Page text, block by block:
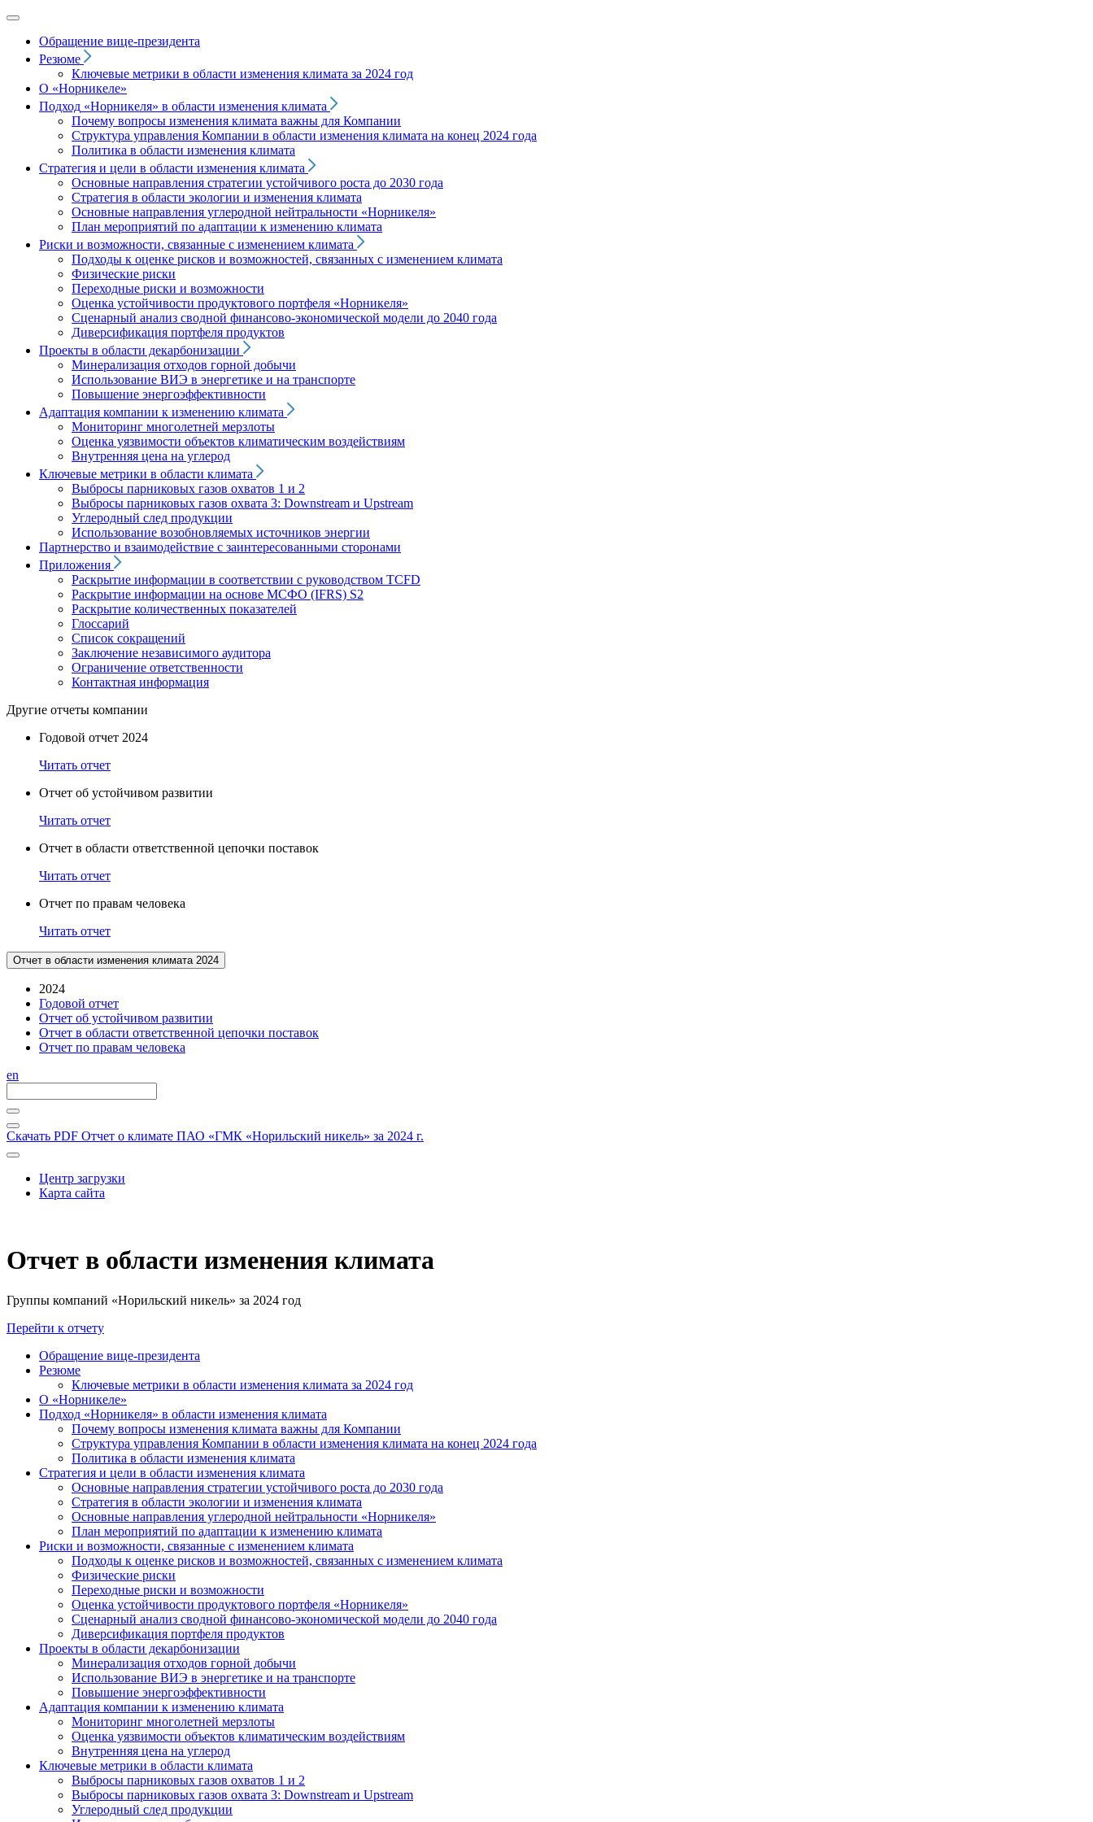
Обращение вице‑президента
Резюме
Ключевые метрики в области изменения климата за 2024 год
О «Норникеле»
Подход «Норникеля» в области изменения климата
Почему вопросы изменения климата важны для Компании
Структура управления Компании в области изменения климата на конец 2024 года
Политика в области изменения климата
Стратегия и цели в области изменения климата
Основные направления стратегии устойчивого роста до 2030 года
Стратегия в области экологии и изменения климата
Основные направления углеродной нейтральности «Норникеля»
План мероприятий по адаптации к изменению климата
Риски и возможности, связанные с изменением климата
Подходы к оценке рисков и возможностей, связанных с изменением климата
Физические риски
Переходные риски и возможности
Оценка устойчивости продуктового портфеля «Норникеля»
Сценарный анализ сводной финансово-экономической модели до 2040 года
Диверсификация портфеля продуктов
Проекты в области декарбонизации
Минерализация отходов горной добычи
Использование ВИЭ в энергетике и на транспорте
Повышение энергоэффективности
Адаптация компании к изменению климата
Мониторинг многолетней мерзлоты
Оценка уязвимости объектов климатическим воздействиям
Внутренняя цена на углерод
Ключевые метрики в области климата
Выбросы парниковых газов охватов 1 и 2
Выбросы парниковых газов охвата 3: Downstream и Upstream
Углеродный след продукции
Использование возобновляемых источников энергии
Партнерство и взаимодействие с заинтересованными сторонами
Приложения
Раскрытие информации в соответствии с руководством TCFD
Раскрытие информации на основе МСФО (IFRS) S2
Раскрытие количественных показателей
Глоссарий
Список сокращений
Заключение независимого аудитора
Ограничение ответственности
Контактная информация
Другие отчеты компании
Годовой отчет 2024
Читать отчет
Отчет об устойчивом развитии
Читать отчет
Отчет в области ответственной цепочки поставок
Читать отчет
Отчет по правам человека
Читать отчет
Отчет в области изменения климата 2024
2024
Годовой отчет
Отчет об устойчивом развитии
Отчет в области ответственной цепочки поставок
Отчет по правам человека
en
Скачать PDF Отчет о климате ПАО «ГМК «Норильский никель» за 2024 г.
Центр загрузки
Карта сайта
Отчет в области изменения климата
Группы компаний «Норильский никель» за 2024 год
Перейти к отчету
Обращение вице-президента
Резюме
Ключевые метрики в области изменения климата за 2024 год
О «Норникеле»
Подход «Норникеля» в области изменения климата
Почему вопросы изменения климата важны для Компании
Структура управления Компании в области изменения климата на конец 2024 года
Политика в области изменения климата
Стратегия и цели в области изменения климата
Основные направления стратегии устойчивого роста до 2030 года
Стратегия в области экологии и изменения климата
Основные направления углеродной нейтральности «Норникеля»
План мероприятий по адаптации к изменению климата
Риски и возможности, связанные с изменением климата
Подходы к оценке рисков и возможностей, связанных с изменением климата
Физические риски
Переходные риски и возможности
Оценка устойчивости продуктового портфеля «Норникеля»
Сценарный анализ сводной финансово-экономической модели до 2040 года
Диверсификация портфеля продуктов
Проекты в области декарбонизации
Минерализация отходов горной добычи
Использование ВИЭ в энергетике и на транспорте
Повышение энергоэффективности
Адаптация компании к изменению климата
Мониторинг многолетней мерзлоты
Оценка уязвимости объектов климатическим воздействиям
Внутренняя цена на углерод
Ключевые метрики в области климата
Выбросы парниковых газов охватов 1 и 2
Выбросы парниковых газов охвата 3: Downstream и Upstream
Углеродный след продукции